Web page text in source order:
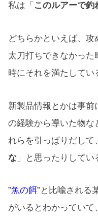
私は「 このルアーで釣
どちらかといえば、
太刀打ちできなかった
時にそれを満たしてい
新製品情報とかは事
の経験から導いた物
れらを引っぱりだして
な 」と思ったりしてい
”魚の餌”と比喩される
がいるとわかっていて